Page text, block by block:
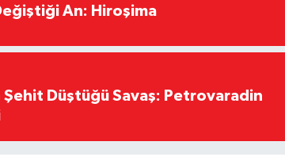
An: Hiroşima
Şehit Düştüğü Savaş: Petrovaradin